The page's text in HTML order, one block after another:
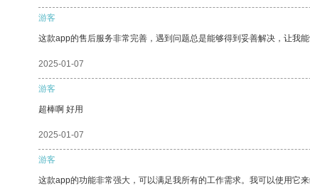
游客
这款app的售后服务非常完善，遇到问题总是能够得到妥善解决，让我能
2025-01-07
游客
超棒啊 好用
2025-01-07
游客
这款app的功能非常强大，可以满足我所有的工作需求。我可以使用它